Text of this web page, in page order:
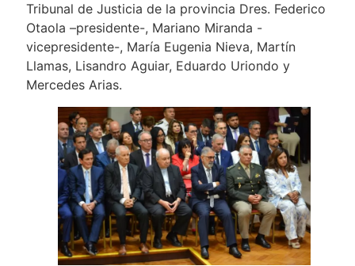
Tribunal de Justicia de la provincia Dres. Federico
Otaola –presidente-, Mariano Miranda -
vicepresidente-, María Eugenia Nieva, Martín
Llamas, Lisandro Aguiar, Eduardo Uriondo y
Mercedes Arias.